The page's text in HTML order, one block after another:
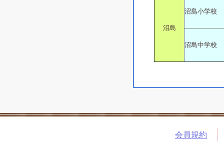
沼島
沼島小学校
沼島中学校
会員規約